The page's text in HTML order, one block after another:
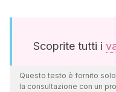
Scoprite tutti i
Questo testo è fornito
la consultazione con un